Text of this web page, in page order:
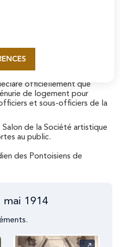
de la cathédrale Saint-
sur le site de la
patrimoine.
de mai 1914 :
est alors affectée à la
officiellement que
de logement pour
et sous-officiers de la
Salon de la Société artistique
au public.
des Pontoisiens de
mai 1914